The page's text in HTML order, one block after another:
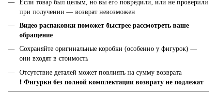
Если товар был целым, но вы его повредили, или не проверили
при получении — возврат невозможен
Видео распаковки поможет быстрее рассмотреть ваше
обращение
Сохраняйте оригинальные коробки (особенно у фигурок) —
они входят в стоимость
Отсутствие деталей может повлиять на сумму возврата
❗ Фигурки без полной комплектации возврату не подлежат